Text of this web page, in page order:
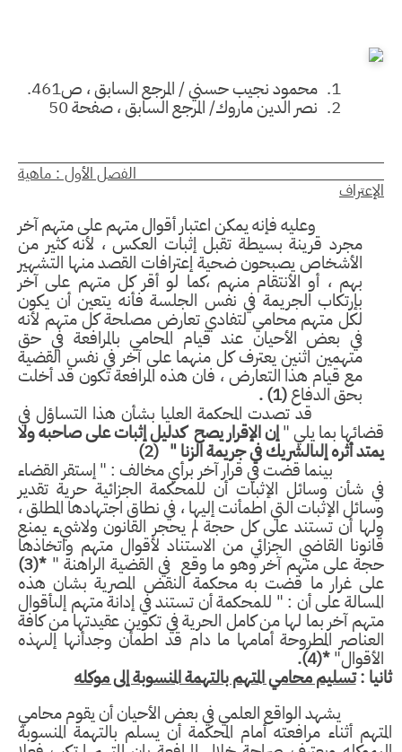
محمود نجيب حسني / المرجع السابق ، ص461.
نصر الدين ماروك/ المرجع السابق ، صفحة 50
الأول : ماهية
وعليه فإنه يمكن اعتبار أقوال متهم على متهم آخر
مجرد قرينة بسيطة تقبل إثبات العكس ، لأنه كثير من
الأشخاص يصبحون ضحية إعترافات القصد منها التشهير
بهم ، أو الأنتقام منهم ،كما لو أقر كل متهم على آخر
بإرتكاب الجريمة في نفس الجلسة فأنه يتعين أن يكون
لكل متهم محامي لتفادي تعارض مصلحة كل متهم لأنه
في بعض الأحيان عند قيام المحامي بالمرافعة في حق
متهمين اثنين يعترف كل منهما على آخر في نفس القضية
مع قيام هذا التعارض ، فان هذه المرافعة تكون قد أخلت
بحق الدفاع(1) .
تصدت المحكمة العليا بشأن هذا التساؤل في
بما يلي "إن الإقرار يصح كدليل إثباتعلى صاحبه ولا
أثره إلىالشريك في جريمة الزنا"
(2)
بينما قضت في قرار آخر برأي مخالف :" إستقر القضاء
شأن وسائل الإثبات أن للمحكمة الجزائية حرية تقدير
الإثبات التي اطمأنت إليها ، في نطاق اجتهادها المطلق ،
أن تستند على كل حجة لم يحجر القانون ولاشيء يمنع
القاضي الجزائي من الاستناد لأقوال متهم واتخاذها
على متهم آخر وهو ما وقع في القضية الراهنة "*
(3)
غرار ما قضت به محكمة النقض المصرية بشان هذه
على أن : "للمحكمة أن تستند في إدانة متهم إلىأقوال
آخر بما لها من كامل الحرية في تكوين عقيدتها من كافة
المطروحة أمامها ما دام قد اطمأن وجدأنها إلىهذه
"
*(
4
)
.
:تسليم محامي المتهم بالتهمة المنسوبة إلى موكله
يشهد الواقع العلمي في بعض الأحيان أن يقوم محامي
أثناء مرافعته أمام المحكمة أن يسلم بالتهمة المنسوبة